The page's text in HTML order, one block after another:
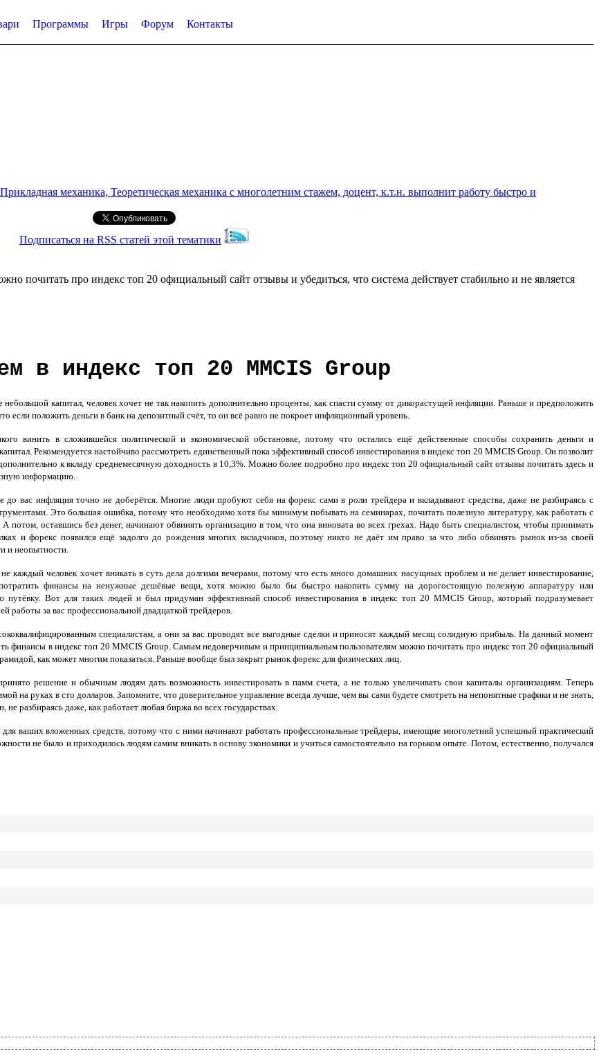
Программы Игры Форум Контакты
механика, Теоретическая механика с многолетним стажем, доцент, к.т.н. выполнит работу быстро и
Подписаться на RSS статей этой тематики
почитать про индекс топ 20 официальный сайт отзывы и убедиться, что система действует стабильно и не является
в индекс топ 20 MMCIS Group
небольшой капитал, человек хочет не так накопить дополнительно проценты, как спасти сумму от дикорастущей инфляции. Раньше и предположить
если положить деньги в банк на депозитный счёт, то он всё равно не покроет инфляционный уровень.
винить в сложившейся политической и экономической обстановке, потому что остались ещё действенные способы сохранить деньги и
Рекомендуется настойчиво рассмотреть единственный пока эффективный способ инвестирования в индекс топ 20 MMCIS Group. Он позволит
к вкладу среднемесячную доходность в 10,3%. Можно более подробно про индекс топ 20 официальный сайт отзывы почитать здесь и
информацию.
до вас инфляция точно не доберётся. Многие люди пробуют себя на форекс сами в роли трейдера и вкладывают средства, даже не разбираясь с
Это большая ошибка, потому что необходимо хотя бы минимум побывать на семинарах, почитать полезную литературу, как работать с
потом, оставшись без денег, начинают обвинять организацию в том, что она виновата во всех грехах. Надо быть специалистом, чтобы принимать
и форекс появился ещё задолго до рождения многих вкладчиков, поэтому никто не даёт им право за что либо обвинять рынок из-за своей
и неопытности.
каждый человек хочет вникать в суть дела долгими вечерами, потому что есть много домашних насущных проблем и не делает инвестирование,
финансы на ненужные дешёвые вещи, хотя можно было бы быстро накопить сумму на дорогостоящую полезную аппаратуру или
путёвку. Вот для таких людей и был придуман эффективный способ инвестирования в индекс топ 20 MMCIS Group, который подразумевает
работы за вас профессиональной двадцаткой трейдеров.
специалистам, а они за вас проводят все выгодные сделки и приносят каждый месяц солидную прибыль. На данный момент
финансы в индекс топ 20 MMCIS Group. Самым недоверчивым и принципиальным пользователям можно почитать про индекс топ 20 официальный
как может многим показаться. Раньше вообще был закрыт рынок форекс для физических лиц.
решение и обычным людям дать возможность инвестировать в памм счета, а не только увеличивать свои капиталы организациям. Теперь
на руках в сто долларов. Запомните, что доверительное управление всегда лучше, чем вы сами будете смотреть на непонятные графики и не знать,
разбираясь даже, как работает любая биржа во всех государствах.
ваших вложенных средств, потому что с ними начинают работать профессиональные трейдеры, имеющие многолетний успешный практический
не было и приходилось людям самим вникать в основу экономики и учиться самостоятельно на горьком опыте. Потом, естественно, получался